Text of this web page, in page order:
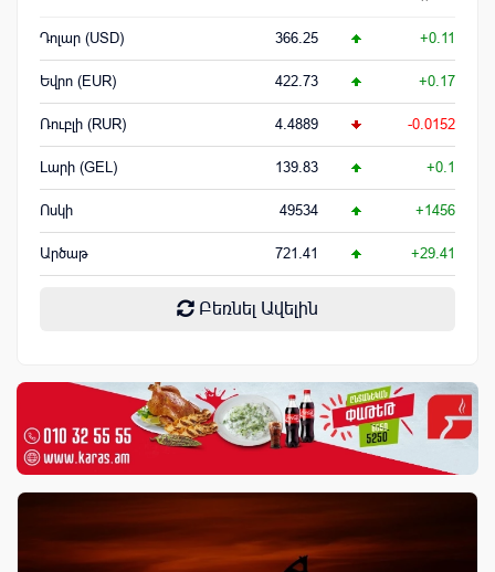
Դոլար (USD) 366.25 +0.11
Եվրո (EUR) 422.73 +0.17
Ռուբլի (RUR) 4.4889 -0.0152
Լարի (GEL) 139.83 +0.1
Ոսկի 49534 +1456
Արծաթ 721.41 +29.41
Բեռնել Ավելին